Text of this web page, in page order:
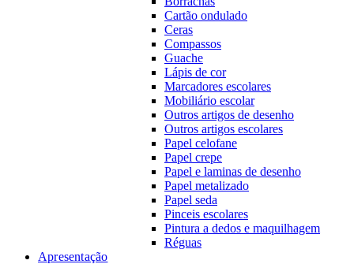
Cartão ondulado
Ceras
Compassos
Guache
Lápis de cor
Marcadores escolares
Mobiliário escolar
Outros artigos de desenho
Outros artigos escolares
Papel celofane
Papel crepe
Papel e laminas de desenho
Papel metalizado
Papel seda
Pinceis escolares
Pintura a dedos e maquilhagem
Réguas
Apresentação